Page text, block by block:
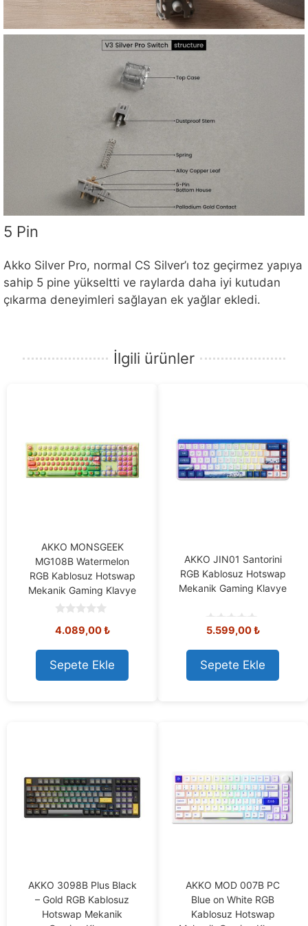
5 Pin
Akko Silver Pro, normal CS Silver’ı toz geçirmez yapıya
sahip 5 pine yükseltti ve raylarda daha iyi kutudan
çıkarma deneyimleri sağlayan ek yağlar ekledi.
İlgili ürünler
AKKO MONSGEEK
MG108B Watermelon
RGB Kablosuz Hotswap
Mekanik Gaming Klavye
o
t
o
f
5
4.089,00₺
Sepete Ekle
AKKO JIN01 Santorini
RGB Kablosuz Hotswap
Mekanik Gaming Klavye
0
u
t
o
f
5.599,00₺
Sepete Ekle
AKKO 3098B Plus Black
– Gold RGB Kablosuz
Hotswap Mekanik
AKKO MOD 007B PC
Blue on White RGB
Kablosuz Hotswap